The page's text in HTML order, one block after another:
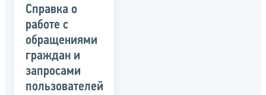
Справка о
работе с
обращениями
граждан и
запросами
пользователей